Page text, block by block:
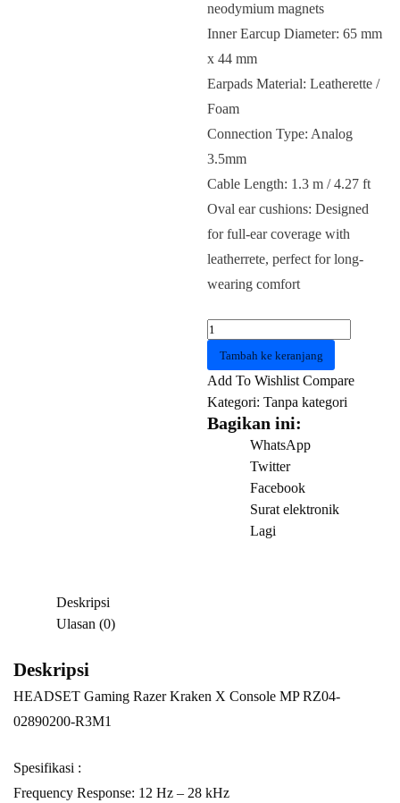
neodymium magnets
Inner Earcup Diameter: 65 mm
x 44 mm
Earpads Material: Leatherette /
Foam
Connection Type: Analog
3.5mm
Cable Length: 1.3 m / 4.27 ft
Oval ear cushions: Designed
for full-ear coverage with
leatherrete, perfect for long-
wearing comfort
Kuantitas
HEADSET
Gaming
Kraken
Tambah ke keranjang
Add To Wishlist Compare
Kategori:Tanpa kategori
Bagikan ini:
WhatsApp
Twitter
Facebook
Surat elektronik
Lagi
Deskripsi
Ulasan (0)
Deskripsi
HEADSET Gaming Razer Kraken X Console MP RZ04-
02890200-R3M1
Spesifikasi :
Frequency Response: 12 Hz – 28 kHz